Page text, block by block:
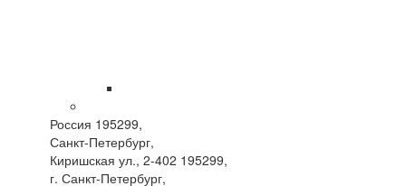
Россия 195299,
Санкт-Петербург,
Киришская ул., 2-402 195299,
г. Санкт-Петербург,